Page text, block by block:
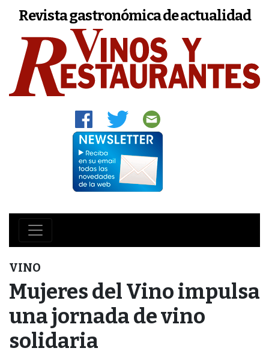
Revista gastronómica de actualidad
VINO
Mujeres del Vino impulsa
una jornada de vino
solidaria